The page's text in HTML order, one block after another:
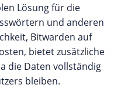
Lösung für die
und anderen
Bitwarden auf
bietet zusätzliche
die Daten vollständig
bleiben.